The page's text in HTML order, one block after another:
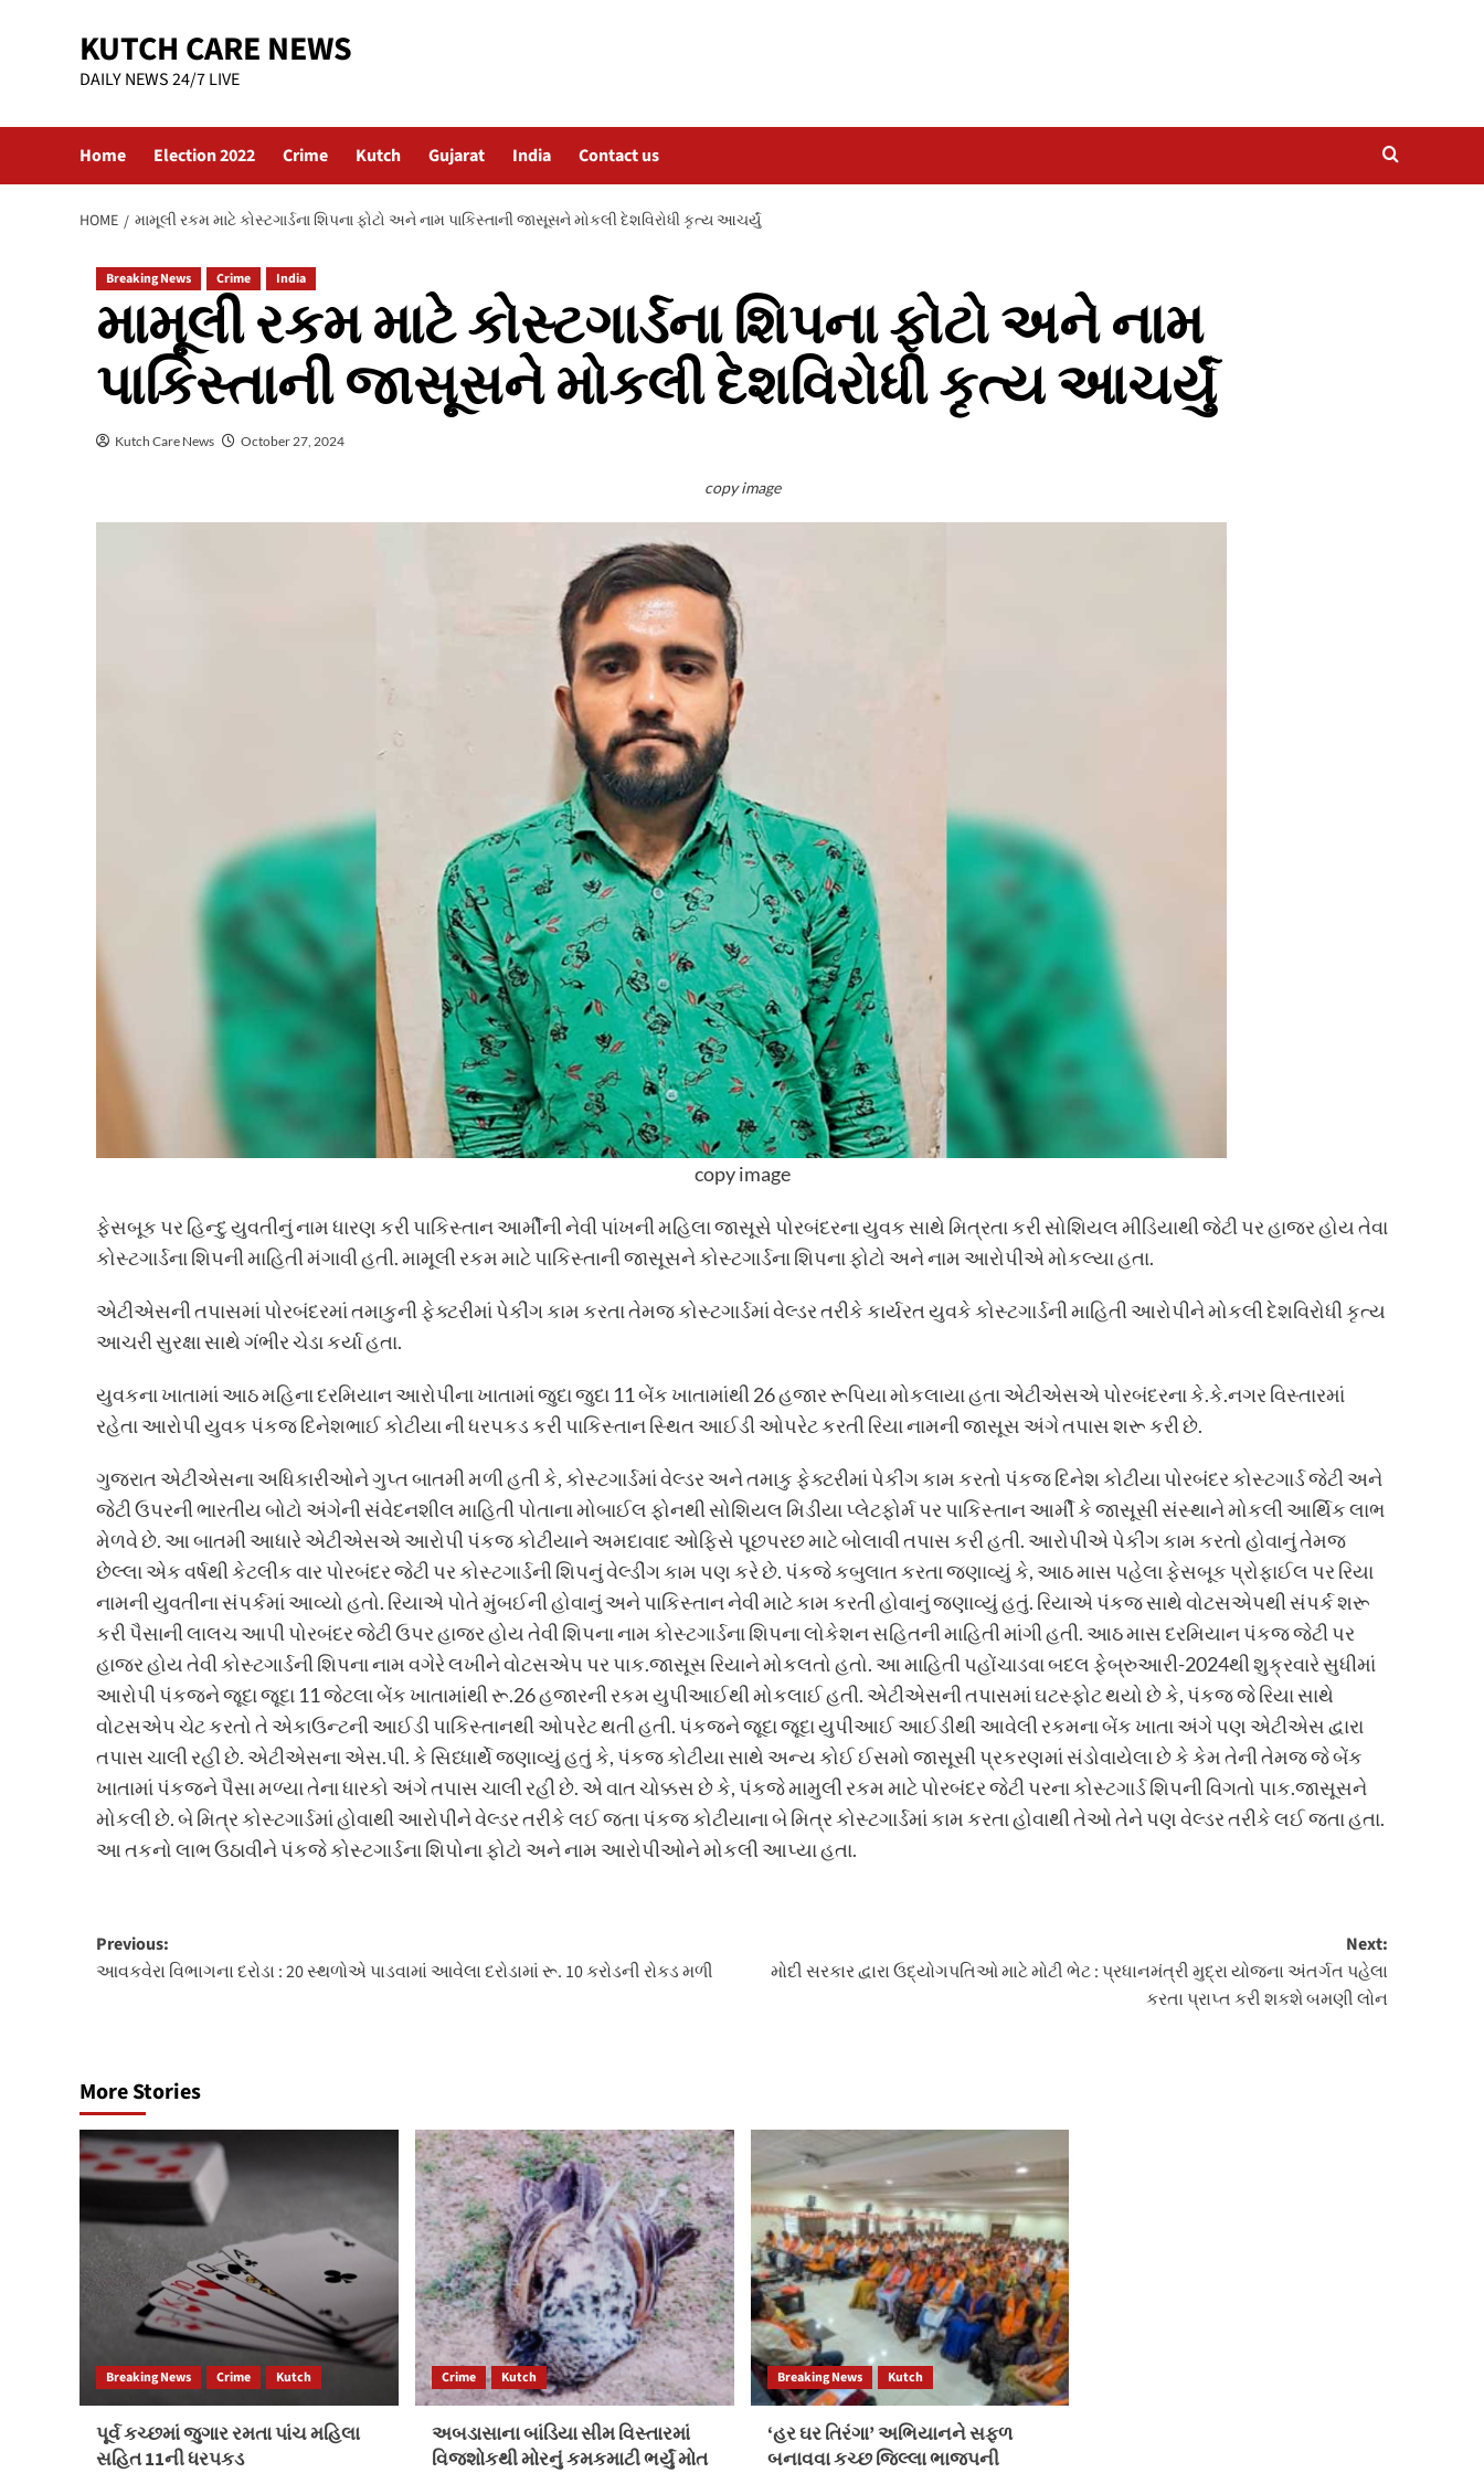
KUTCH CARE NEWS
DAILY NEWS 24/7 LIVE
Home Election 2022 Crime Kutch Gujarat India Contact us
HOME મામૂલી રકમ માટે કોસ્ટગાર્ડના શિપના ફોટો અને નામ પાકિસ્તાની જાસૂસને મોકલી દેશવિરોધી કૃત્ય આચર્યું
Breaking News Crime India
મામૂલી રકમ માટે કોસ્ટગાર્ડના શિપના ફોટો અને નામ
પાકિસ્તાની જાસૂસને મોકલી દેશવિરોધી કૃત્ય આચર્યું
Kutch Care News October 27, 2024
copy image
copy image
ફેસબૂક પર હિન્દુ યુવતીનું નામ ધારણ કરી પાકિસ્તાન આર્મીની નેવી પાંખની મહિલા જાસૂસે પોરબંદરના યુવક સાથે મિત્રતા કરી સોશિયલ મીડિયાથી જેટી પર હાજર હોય તેવા
કોસ્ટગાર્ડના શિપની માહિતી મંગાવી હતી. મામૂલી રકમ માટે પાકિસ્તાની જાસૂસને કોસ્ટગાર્ડના શિપના ફોટો અને નામ આરોપીએ મોકલ્યા હતા.
એટીએસની તપાસમાં પોરબંદરમાં તમાકુની ફેક્ટરીમાં પેકીંગ કામ કરતા તેમજ કોસ્ટગાર્ડમાં વેલ્ડર તરીકે કાર્યરત યુવકે કોસ્ટગાર્ડની માહિતી આરોપીને મોકલી દેશવિરોધી કૃત્ય
આચરી સુરક્ષા સાથે ગંભીર ચેડા કર્યા હતા.
યુવકના ખાતામાં આઠ મહિના દરમિયાન આરોપીના ખાતામાં જુદા જુદા 11 બેંક ખાતામાંથી 26 હજાર રૂપિયા મોકલાયા હતા એટીએસએ પોરબંદરના કે.કે.નગર વિસ્તારમાં
રહેતા આરોપી યુવક પંકજ દિનેશભાઈ કોટીયા ની ધરપકડ કરી પાકિસ્તાન સ્થિત આઈડી ઓપરેટ કરતી રિયા નામની જાસૂસ અંગે તપાસ શરૂ કરી છે.
ગુજરાત એટીએસના અધિકારીઓને ગુપ્ત બાતમી મળી હતી કે, કોસ્ટગાર્ડમાં વેલ્ડર અને તમાકુ ફેક્ટરીમાં પેકીંગ કામ કરતો પંકજ દિનેશ કોટીયા પોરબંદર કોસ્ટગાર્ડ જેટી અને
જેટી ઉપરની ભારતીય બોટો અંગેની સંવેદનશીલ માહિતી પોતાના મોબાઈલ ફોનથી સોશિયલ મિડીયા પ્લેટફોર્મ પર પાકિસ્તાન આર્મી કે જાસૂસી સંસ્થાને મોકલી આર્થિક લાભ
મેળવે છે. આ બાતમી આધારે એટીએસએ આરોપી પંકજ કોટીયાને અમદાવાદ ઓફિસે પૂછપરછ માટે બોલાવી તપાસ કરી હતી. આરોપીએ પેકીંગ કામ કરતો હોવાનું તેમજ
છેલ્લા એક વર્ષથી કેટલીક વાર પોરબંદર જેટી પર કોસ્ટગાર્ડની શિપનું વેલ્ડીંગ કામ પણ કરે છે. પંકજે કબુલાત કરતા જણાવ્યું કે, આઠ માસ પહેલા ફેસબૂક પ્રોફાઈલ પર રિયા
નામની યુવતીના સંપર્કમાં આવ્યો હતો. રિયાએ પોતે મુંબઈની હોવાનું અને પાકિસ્તાન નેવી માટે કામ કરતી હોવાનું જણાવ્યું હતું. રિયાએ પંકજ સાથે વોટસએપથી સંપર્ક શરૂ
કરી પૈસાની લાલચ આપી પોરબંદર જેટી ઉપર હાજર હોય તેવી શિપના નામ કોસ્ટગાર્ડના શિપના લોકેશન સહિતની માહિતી માંગી હતી. આઠ માસ દરમિયાન પંકજ જેટી પર
હાજર હોય તેવી કોસ્ટગાર્ડની શિપના નામ વગેરે લખીને વોટસએપ પર પાક.જાસૂસ રિયાને મોકલતો હતો. આ માહિતી પહોંચાડવા બદલ ફેબ્રુઆરી-2024થી શુક્રવારે સુધીમાં
આરોપી પંકજને જૂદા જૂદા 11 જેટલા બેંક ખાતામાંથી રૂ.26 હજારની રકમ યુપીઆઈથી મોકલાઈ હતી. એટીએસની તપાસમાં ઘટસ્ફોટ થયો છે કે, પંકજ જે રિયા સાથે
વોટસએપ ચેટ કરતો તે એકાઉન્ટની આઈડી પાકિસ્તાનથી ઓપરેટ થતી હતી. પંકજને જૂદા જૂદા યુપીઆઈ આઈડીથી આવેલી રકમના બેંક ખાતા અંગે પણ એટીએસ દ્વારા
તપાસ ચાલી રહી છે. એટીએસના એસ.પી. કે સિધ્ધાર્થે જણાવ્યું હતું કે, પંકજ કોટીયા સાથે અન્ય કોઈ ઈસમો જાસૂસી પ્રકરણમાં સંડોવાયેલા છે કે કેમ તેની તેમજ જે બેંક
ખાતામાં પંકજને પૈસા મળ્યા તેના ધારકો અંગે તપાસ ચાલી રહી છે. એ વાત ચોક્કસ છે કે, પંકજે મામુલી રકમ માટે પોરબંદર જેટી પરના કોસ્ટગાર્ડ શિપની વિગતો પાક.જાસૂસને
મોકલી છે. બે મિત્ર કોસ્ટગાર્ડમાં હોવાથી આરોપીને વેલ્ડર તરીકે લઈ જતા પંકજ કોટીયાના બે મિત્ર કોસ્ટગાર્ડમાં કામ કરતા હોવાથી તેઓ તેને પણ વેલ્ડર તરીકે લઈ જતા હતા.
આ તકનો લાભ ઉઠાવીને પંકજે કોસ્ટગાર્ડના શિપોના ફોટો અને નામ આરોપીઓને મોકલી આપ્યા હતા.
Post
navigation
Previous:
આવકવેરા વિભાગના દરોડા : 20 સ્થળોએ પાડવામાં આવેલા દરોડામાં રૂ. 10 કરોડની રોકડ મળી
Next:
મોદી સરકાર દ્વારા ઉદ્યોગપતિઓ માટે મોટી ભેટ : પ્રધાનમંત્રી મુદ્રા યોજના અંતર્ગત પહેલા
કરતા પ્રાપ્ત કરી શકશે બમણી લોન
More Stories
Breaking News Crime Kutch
પૂર્વ કચ્છમાં જુગાર રમતા પાંચ મહિલા
સહિત 11ની ધરપકડ
Crime Kutch
અબડાસાના બાંડિયા સીમ વિસ્તારમાં
વિજશોકથી મોરનું કમકમાટી ભર્યું મોત
Breaking News Kutch
‘હર ઘર તિરંગા’ અભિયાનને સફળ
બનાવવા કચ્છ જિલ્લા ભાજપની